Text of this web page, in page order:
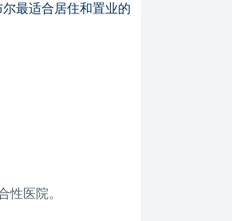
最适合居住和置业的
医院。